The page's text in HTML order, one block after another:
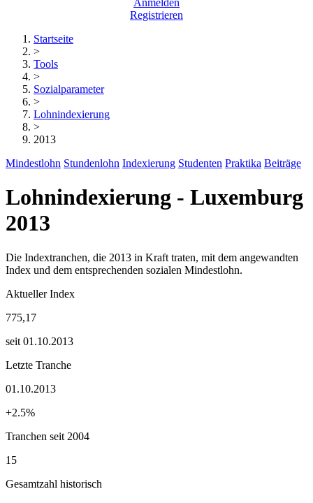
Anmelden
Registrieren
Startseite
>
Tools
>
Sozialparameter
>
Lohnindexierung
>
2013
Mindestlohn Stundenlohn Indexierung Studenten Praktika Beiträge
Lohnindexierung - Luxemburg
2013
Die Indextranchen, die 2013 in Kraft traten, mit dem angewandten
Index und dem entsprechenden sozialen Mindestlohn.
Aktueller Index
775,17
seit 01.10.2013
Letzte Tranche
01.10.2013
+2.5%
Tranchen seit 2004
15
Gesamtzahl historisch